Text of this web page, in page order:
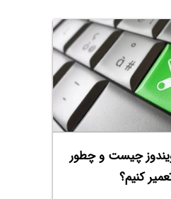
چیست و چطور
کنیم؟